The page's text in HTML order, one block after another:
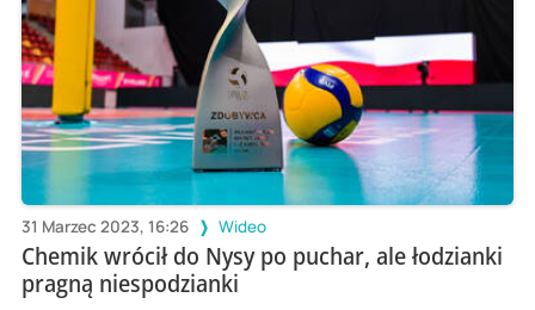
31 Marzec 2023, 16:26 Wideo
Chemik wrócił do Nysy po puchar, ale łodzianki
pragną niespodzianki